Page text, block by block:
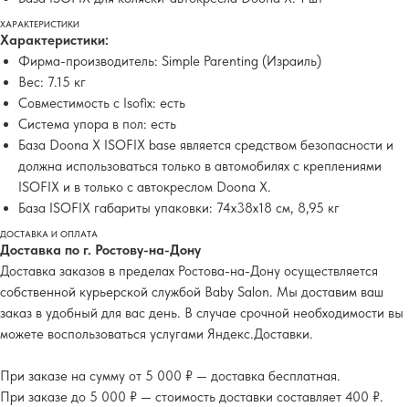
ХАРАКТЕРИСТИКИ
Характеристики:
Фирма-производитель: Simple Parenting (Израиль)
Вес: 7.15 кг
Совместимость с Isofix: есть
Система упора в пол: есть
База Doona X ISOFIX base является средством безопасности и
должна использоваться только в автомобилях с креплениями
ISOFIX и в только с автокреслом Doona X.
База ISOFIX габариты упаковки: 74х38х18 см, 8,95 кг
ДОСТАВКА И ОПЛАТА
Доставка по г. Ростову-на-Дону
Доставка заказов в пределах Ростова-на-Дону осуществляется
собственной курьерской службой Baby Salon. Мы доставим ваш
заказ в удобный для вас день. В случае срочной необходимости вы
можете воспользоваться услугами Яндекс.Доставки.
При заказе на сумму от 5 000 ₽ — доставка бесплатная.
При заказе до 5 000 ₽ — стоимость доставки составляет 400 ₽.